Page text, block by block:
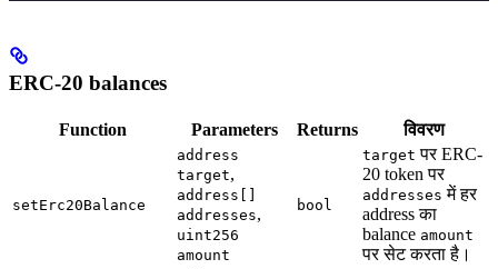
ERC-20 balances
Function Parameters Returns विवरण
setErc20Balance
address
target,
address[]
addresses,
uint256
amount
bool
target पर ERC-
20 token पर
addresses में हर
address का
balance amount
पर सेट करता है।